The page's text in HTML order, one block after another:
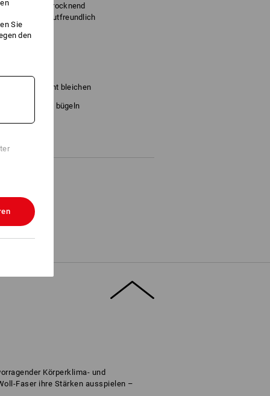
und schnelltrocknend
und hautfreundlich
Nicht bleichen
Kalt bügeln
Körperklima- und
Faser ihre Stärken ausspielen –
Sie
den